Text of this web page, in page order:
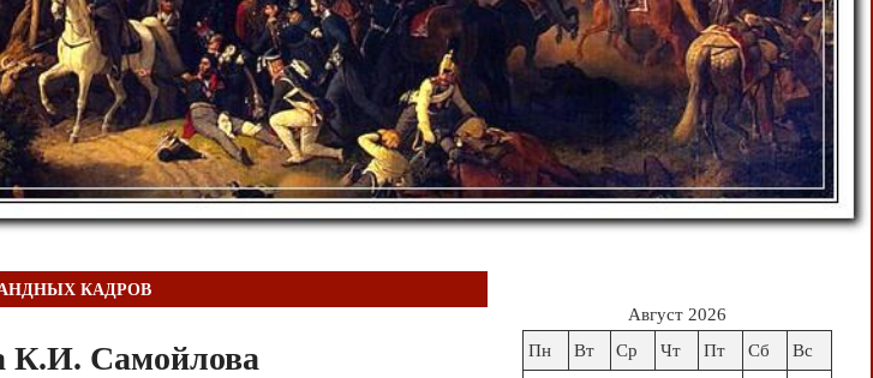
КАДРОВ
К.И. Самойлова
Август 2026
Пн
Вт Ср Чт Пт Сб Вс